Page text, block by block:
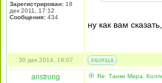
Зарегистрирован: 18
дек 2011, 17:12
Сообщения: 434
ну как вам
30 дек 2014, 19:07
anstrong Re: Танки Мира.